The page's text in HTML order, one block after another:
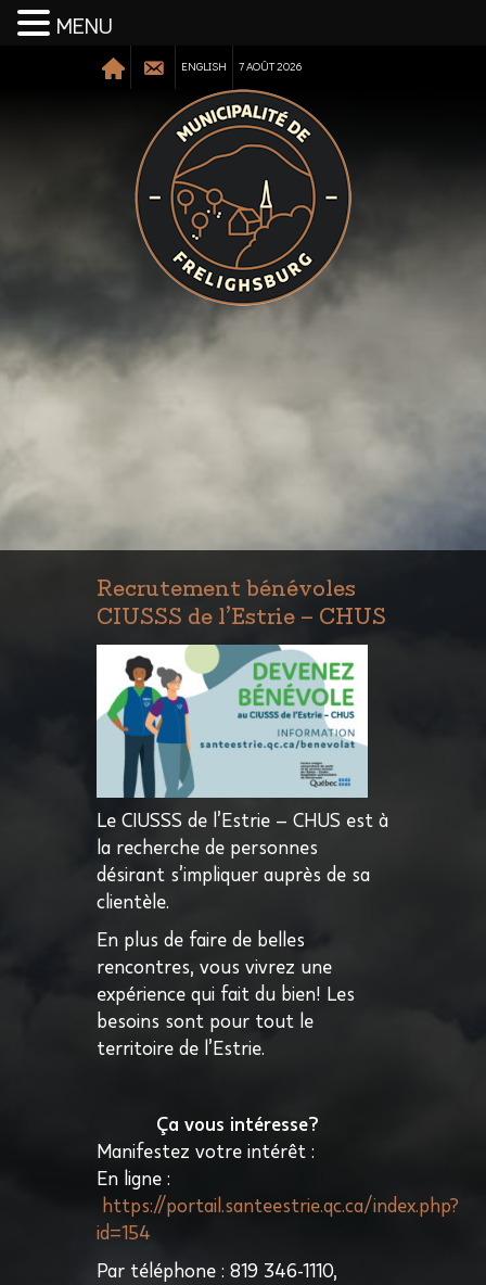
ENGLISH 7 AOÛT 2026
Recrutement bénévoles
CIUSSS de l’Estrie – CHUS
Le CIUSSS de l’Estrie – CHUS est à
la recherche de personnes
désirant s’impliquer auprès de sa
clientèle.
En plus de faire de belles
rencontres, vous vivrez une
expérience qui fait du bien! Les
besoins sont pour tout le
territoire de l’Estrie.
Ça vous intéresse?
Manifestez votre intérêt :
En ligne :
https://portail.santeestrie.qc.ca/index.php?
id=154
Par téléphone : 819 346-1110,
MENU